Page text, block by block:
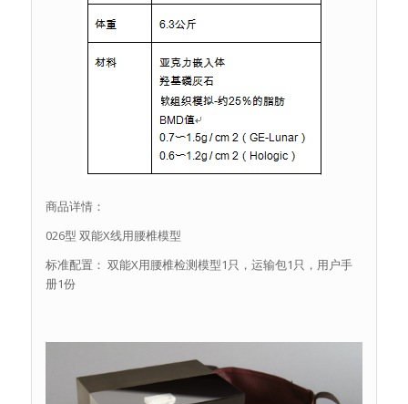
商品详情：
026型 双能X线用腰椎模型
标准配置： 双能X用腰椎检测模型1只，运输包1只，用户手
册1份